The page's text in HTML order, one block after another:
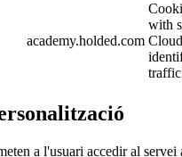
academy.holded.com
with
a l'usuari accedir al servei